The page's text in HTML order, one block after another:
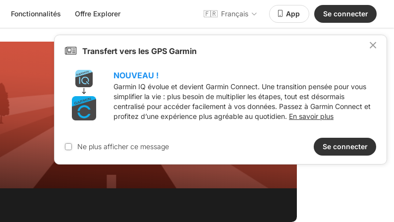
Fonctionnalités Offre Explorer 🇫🇷 Français App Se connecter
Transfert vers les GPS Garmin
NOUVEAU !
Garmin IQ évolue et devient Garmin Connect. Une transition pensée pour vous
simplifier la vie : plus besoin de multiplier les étapes, tout est désormais
centralisé pour accéder facilement à vos données. Passez à Garmin Connect et
profitez d’une expérience plus agréable au quotidien. En savoir plus
Ne plus afficher ce message Se connecter